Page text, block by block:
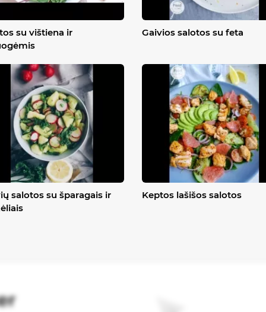
su vištiena ir
Gaivios salotos su feta
salotos su šparagais ir
Keptos lašišos salotos